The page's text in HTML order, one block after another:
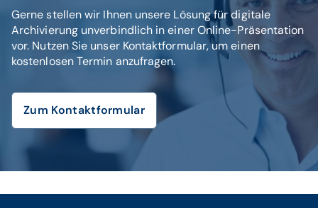
Gerne stellen wir Ihnen unsere Lösung für digitale
Archivierung unverbindlich in einer Online-Präsentation
vor. Nutzen Sie unser Kontaktformular, um einen
kostenlosen Termin anzufragen.
Zum Kontaktformular